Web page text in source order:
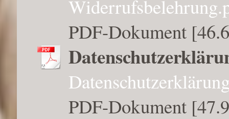
PDF-Dokument
PDF-Dokument